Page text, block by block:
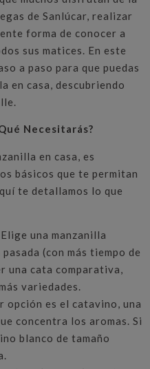
de Sanlúcar, realizar
forma de conocer a
sus matices. En este
a paso para que puedas
en casa, descubriendo
Necesitarás?
en casa, es
básicos que te permitan
te detallamos lo que
una manzanilla
(con más tiempo de
una cata comparativa,
variedades.
opción es el catavino, una
concentra los aromas. Si
blanco de tamaño